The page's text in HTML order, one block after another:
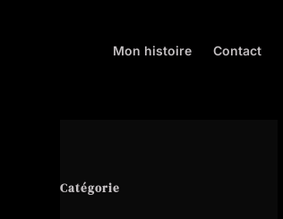
Mon histoire Contact
Catégorie